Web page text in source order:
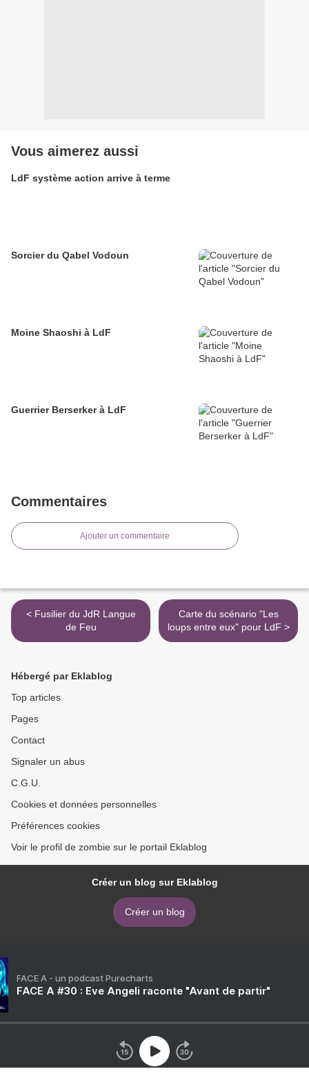
Vous aimerez aussi
LdF système action arrive à terme
Sorcier du Qabel Vodoun
Moine Shaoshi à LdF
Guerrier Berserker à LdF
Commentaires
Ajouter un commentaire
< Fusilier du JdR Langue
de Feu
Carte du scénario "Les
loups entre eux" pour LdF >
Hébergé par Eklablog
Top articles
Pages
Contact
Signaler un abus
C.G.U.
Cookies et données personnelles
Préférences cookies
Voir le profil de zombie sur le portail Eklablog
Créer un blog sur Eklablog
Créer un blog
FACE A - un podcast Purecharts
FACE A #30 : Eve Angeli raconte "Avant de partir"